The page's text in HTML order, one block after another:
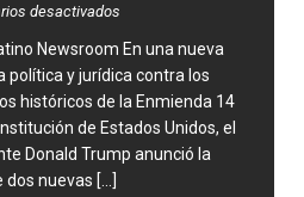
desactivados
Newsroom ​En una nueva
política y jurídica contra los
históricos de la Enmienda 14
de Estados Unidos, el
Donald Trump anunció la
dos nuevas [...]